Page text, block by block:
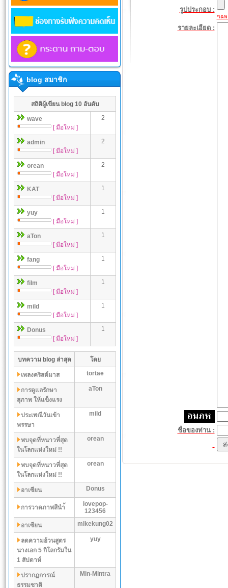
blog สมาชิก
สถิติผู้เขียน blog 10 อันดับ
wave
[ มือใหม่ ]
2
admin
[ มือใหม่ ]
2
orean
[ มือใหม่ ]
2
KAT
[ มือใหม่ ]
1
yuy
[ มือใหม่ ]
1
aTon
[ มือใหม่ ]
1
fang
[ มือใหม่ ]
1
film
[ มือใหม่ ]
1
mild
[ มือใหม่ ]
1
Donus
[ มือใหม่ ]
1
บทความ blog ล่าสุด โดย
เพลงคริสต์มาส tortae
การดูแลรักษา
สุภาพ ให้แข็งแรง
aTon
ประเพณีวันเข้า
พรรษา
mild
พบจุดที่หนาวที่สุด
ในโลกเเห่งใหม่ !!
orean
พบจุดที่หนาวที่สุด
ในโลกเเห่งใหม่ !!
orean
อาเซียน Donus
การวาดภาพสีนำ้
lovepop-
123456
อาเซียน
mikekung02
ลดความอ้วนสูตร
นางเอก 5 กิโลกรัมใน
1 สัปดาห์
yuy
ปรากฏการณ์
ธรรมชาติ
Min-Mintra
รูปประกอบ :
*เฉ
รายละเอียด :
ชื่อของท่าน :